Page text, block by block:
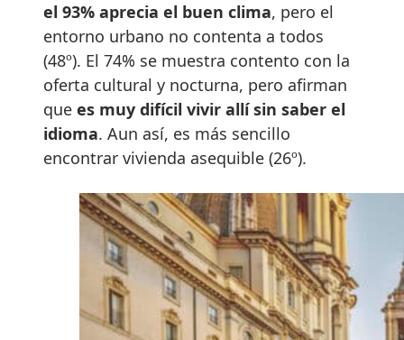
el 93% aprecia el buen clima, pero el
entorno urbano no contenta a todos
(48º). El 74% se muestra contento con la
oferta cultural y nocturna, pero afirman
que es muy difícil vivir allí sin saber el
idioma. Aun así, es más sencillo
encontrar vivienda asequible (26º).